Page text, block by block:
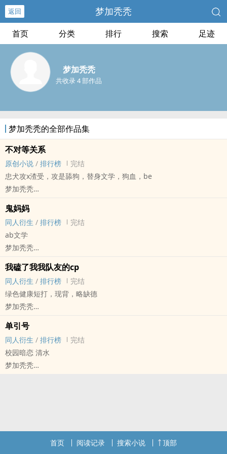
返回 梦加秃秃
首页 分类 排行 搜索 足迹
梦加秃秃
共收录 4 部作品
梦加秃秃的全部作品集
不对等关系
原创小说 / 排行榜
完结
忠犬攻x渣受，攻是舔狗，替身文学，狗血，be
梦加秃秃
完结 - BE - 狗血
注：梗源自空间，以“我一直知道，他不爱我” 开头，“他结婚了，我很
高兴”结尾，写一篇BE故事。
鬼妈妈
同人衍生 / 排行榜
完结
ab文学
梦加秃秃
短篇 - 完结
我磕了我我队友的cp
同人衍生 / 排行榜
完结
绿色健康短打，现背，略缺德
梦加秃秃
完结
单引号
同人衍生 / 排行榜
完结
校园暗恋 清水
梦加秃秃
首页 阅读记录 搜索小说 顶部